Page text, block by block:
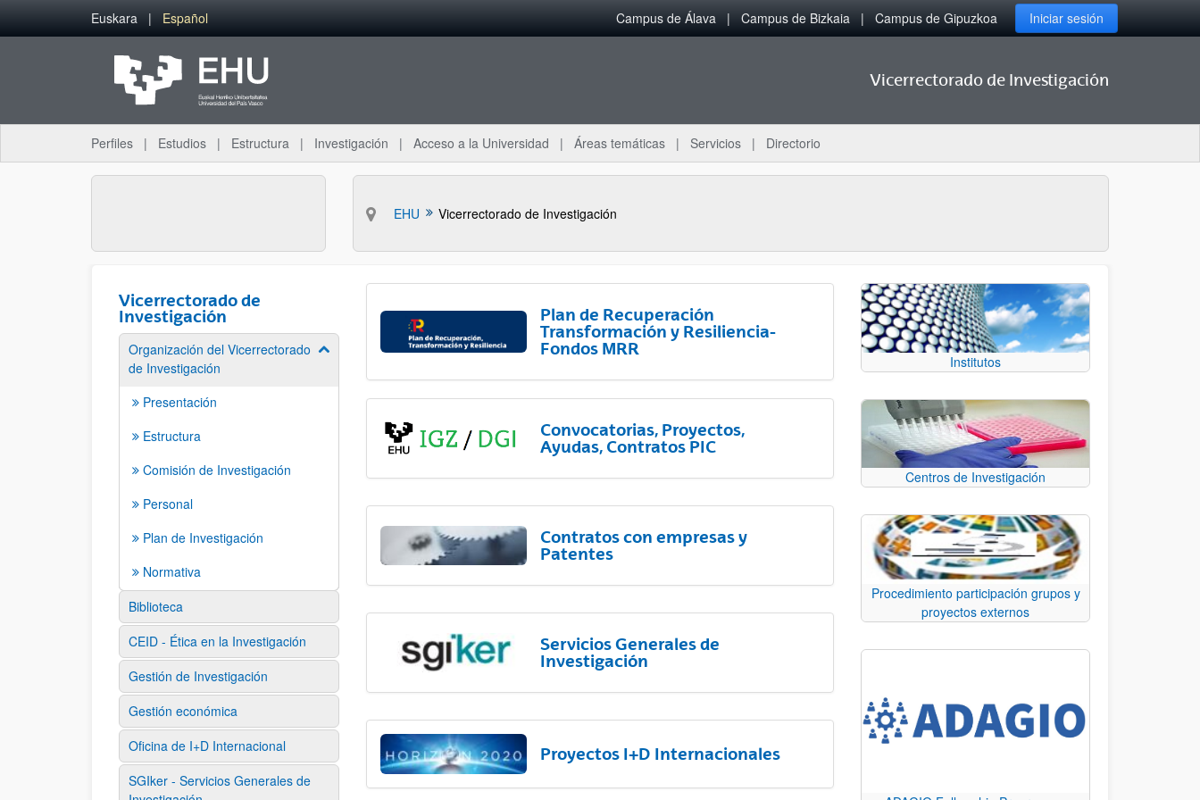
Saltar al contenido principal
Euskara Español Campus de Álava Campus de Bizkaia Campus de Gipuzkoa Iniciar sesión
Vicerrectorado de Investigación
Perfiles Estudios Estructura Investigación Acceso a la Universidad Áreas temáticas Servicios Directorio
EHU Vicerrectorado de Investigación
Vicerrectorado de
Investigación
Organización del Vicerrectorado
de Investigación
Mostrar/ocultar subpáginas
Presentación
Estructura
Comisión de Investigación
Personal
Plan de Investigación
Normativa
Biblioteca
CEID - Ética en la Investigación
Gestión de Investigación
Gestión económica
Oficina de I+D Internacional
SGIker - Servicios Generales de
Plan de Recuperación
Transformación y Resiliencia-
Fondos MRR
Convocatorias, Proyectos,
Ayudas, Contratos PIC
Contratos con empresas y
Patentes
Servicios Generales de
Investigación
Proyectos I+D Internacionales
Institutos
Centros de Investigación
Procedimiento participación grupos y
proyectos externos